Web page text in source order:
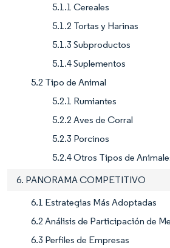
5.1.1 Cereales
5.1.2 Tortas y Harinas
5.1.3 Subproductos
5.1.4 Suplementos
5.2 Tipo de Animal
5.2.1 Rumiantes
5.2.2 Aves de Corral
5.2.3 Porcinos
5.2.4 Otros Tipos de
6. PANORAMA COMPETITIVO
6.1 Estrategias Más Adoptadas
6.2 Análisis de Participación de
6.3 Perfiles de Empresas